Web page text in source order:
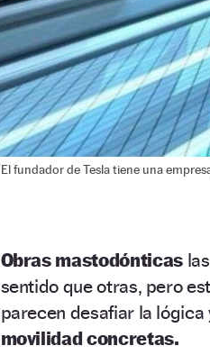
El fundador de Tesla tiene una
Obras mastodónticaslas
sentido que otras, pero
parecen desafiar la
movilidad concretas.